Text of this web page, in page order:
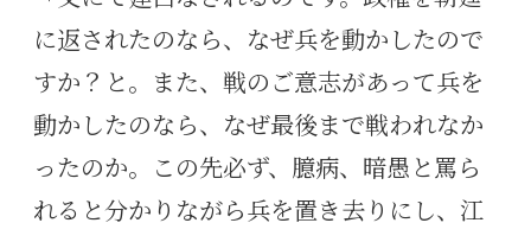
に返されたのなら、なぜ兵を動かしたので
すか？と。また、戦のご意志があって兵を
動かしたのなら、なぜ最後まで戦われなか
ったのか。この先必ず、臆病、暗愚と罵ら
れると分かりながら兵を置き去りにし、江